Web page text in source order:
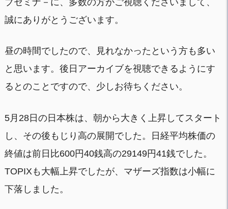
誠にありがとうございます。
昼の時間でしたので、見れなかったという方も多い
と思います。後日アーカイブを視聴できるようにす
るとのことですので、少しお待ちください。
5月28日の日本株は、朝から大きく上昇してスタート
し、その後もじり高の展開でした。日経平均株価の
終値は前日比600円40銭高の29149円41銭でした。
TOPIXも大幅上昇でしたが、マザーズ指数は小幅に
下落しました。